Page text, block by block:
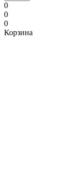
0
0
0
Корзина